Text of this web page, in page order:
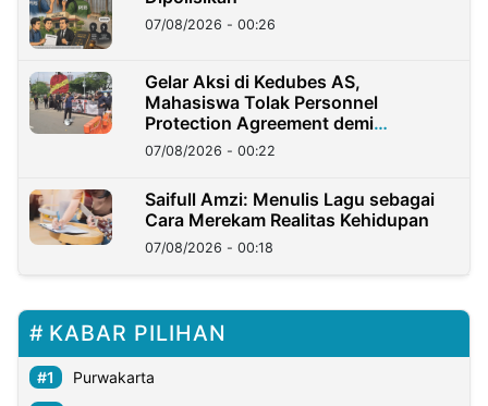
07/08/2026 - 00:26
Gelar Aksi di Kedubes AS,
Mahasiswa Tolak Personnel
Protection Agreement demi
Kedaulatan Negara
07/08/2026 - 00:22
Saifull Amzi: Menulis Lagu sebagai
Cara Merekam Realitas Kehidupan
07/08/2026 - 00:18
KABAR PILIHAN
Purwakarta